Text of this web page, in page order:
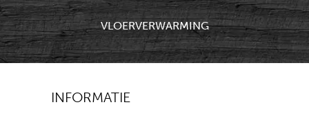
VLOERVERWARMING
INFORMATIE